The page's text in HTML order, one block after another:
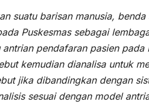
suatu barisan manusia,
Puskesmas sebagai
pendafaran pasien
kemudian dianalisa untuk
jika dibandingkan dengan
sesuai dengan model